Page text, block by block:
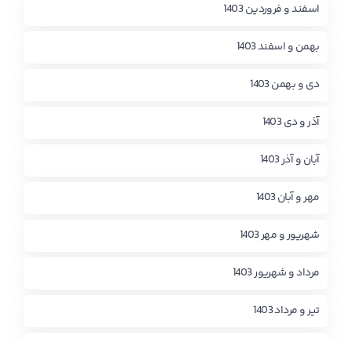
اسفند و فروردین 1403
بهمن و اسفند 1403
دی و بهمن 1403
آذر و دی 1403
آبان و آذر 1403
مهر و آبان 1403
شهریور و مهر 1403
مرداد و شهریور 1403
تیر و مرداد 1403